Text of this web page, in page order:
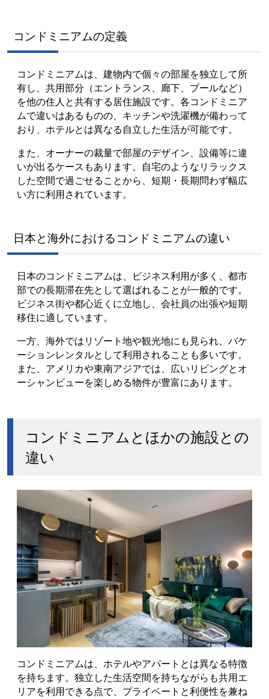
コンドミニアムの定義
コンドミニアムは、建物内で個々の部屋を独立して所
有し、共用部分（エントランス、廊下、プールなど）
を他の住人と共有する居住施設です。各コンドミニア
ムで違いはあるものの、キッチンや洗濯機が備わって
おり、ホテルとは異なる自立した生活が可能です。
また、オーナーの裁量で部屋のデザイン、設備等に違
いが出るケースもあります。自宅のようなリラックス
した空間で過ごせることから、短期・長期問わず幅広
い方に利用されています。
日本と海外におけるコンドミニアムの違い
日本のコンドミニアムは、ビジネス利用が多く、都市
部での長期滞在先として選ばれることが一般的です。
ビジネス街や都心近くに立地し、会社員の出張や短期
移住に適しています。
一方、海外ではリゾート地や観光地にも見られ、バケ
ーションレンタルとして利用されることも多いです。
また、アメリカや東南アジアでは、広いリビングとオ
ーシャンビューを楽しめる物件が豊富にあります。
コンドミニアムとほかの施設との
違い
コンドミニアムは、ホテルやアパートとは異なる特徴
を持ちます。独立した生活空間を持ちながらも共用エ
リアを利用できる点で、プライベートと利便性を兼ね